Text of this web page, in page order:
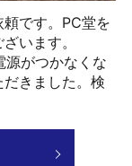
です。PC堂を
います。
がつかなくな
きました。検